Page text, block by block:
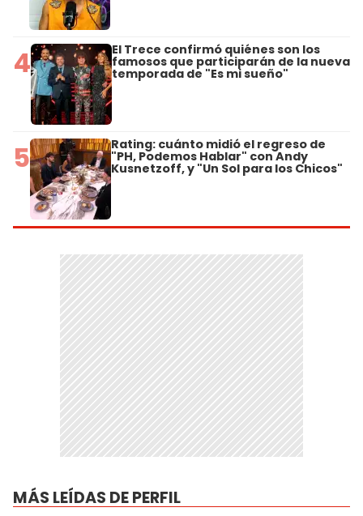
4 El Trece confirmó quiénes son los
famosos que participarán de la nueva
temporada de "Es mi sueño"
5 Rating: cuánto midió el regreso de
"PH, Podemos Hablar" con Andy
Kusnetzoff, y "Un Sol para los Chicos"
MÁS LEÍDAS DE PERFIL